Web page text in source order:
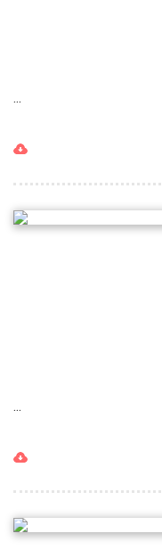
...
...